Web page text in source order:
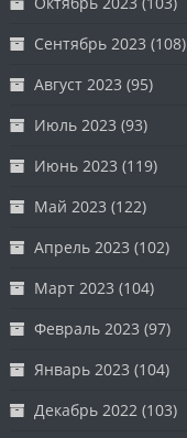
Сентябрь 2023 (108)
Август 2023 (95)
Июль 2023 (93)
Июнь 2023 (119)
Май 2023 (122)
Апрель 2023 (102)
Март 2023 (104)
Февраль 2023 (97)
Январь 2023 (104)
Декабрь 2022 (103)